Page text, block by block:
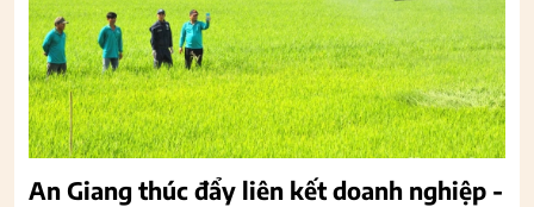
An Giang thúc đẩy liên kết doanh nghiệp -